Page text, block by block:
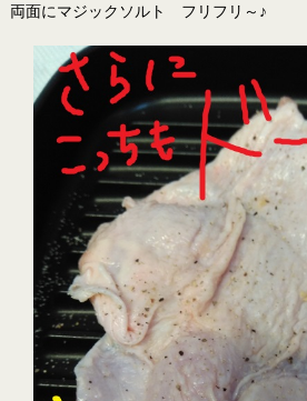
両面にマジックソルト フリフリ～♪